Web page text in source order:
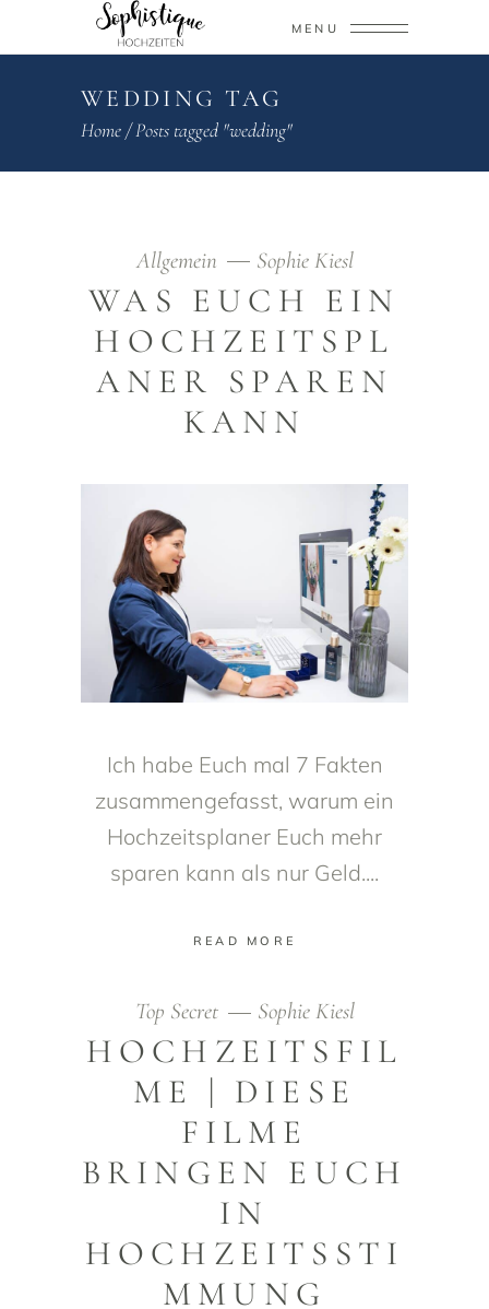
MENU
WEDDING TAG
Home/Posts tagged "wedding"
Allgemein Sophie Kiesl
WAS EUCH EIN
HOCHZEITSPL
ANER SPAREN
KANN
Ich habe Euch mal 7 Fakten
zusammengefasst, warum ein
Hochzeitsplaner Euch mehr
sparen kann als nur Geld.
READ MORE
Top Secret Sophie Kiesl
HOCHZEITSFIL
ME | DIESE
FILME
BRINGEN EUCH
IN
HOCHZEITSSTI
MMUNG